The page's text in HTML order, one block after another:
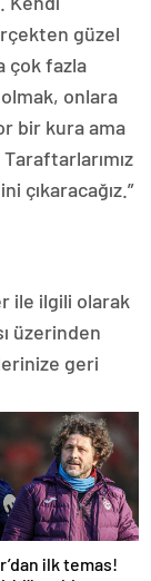
güzel
çok fazla
onlara
bir kura ama
çıkaracağız.”
ile ilgili olarak
üzerinden
geri
ilk temas!